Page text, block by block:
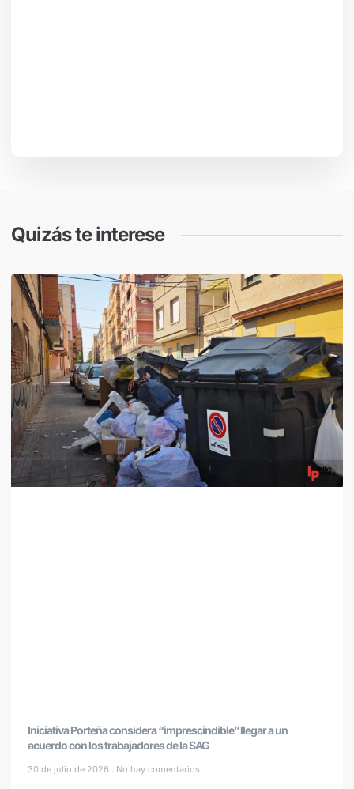
Quizás te interese
Iniciativa Porteña considera “imprescindible” llegar a un
acuerdo con los trabajadores de la SAG
30 de julio de 2026 No hay comentarios